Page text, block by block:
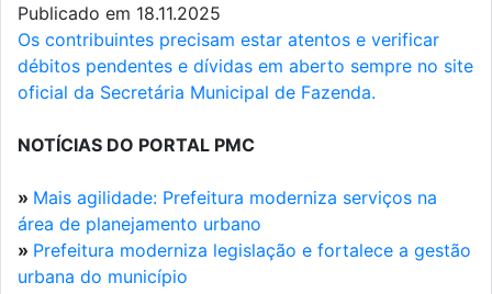
Publicado em 18.11.2025
Os contribuintes precisam estar atentos e verificar
débitos pendentes e dívidas em aberto sempre no site
oficial da Secretária Municipal de Fazenda.
NOTÍCIAS DO PORTAL PMC
» Mais agilidade: Prefeitura moderniza serviços na
área de planejamento urbano
» Prefeitura moderniza legislação e fortalece a gestão
urbana do município